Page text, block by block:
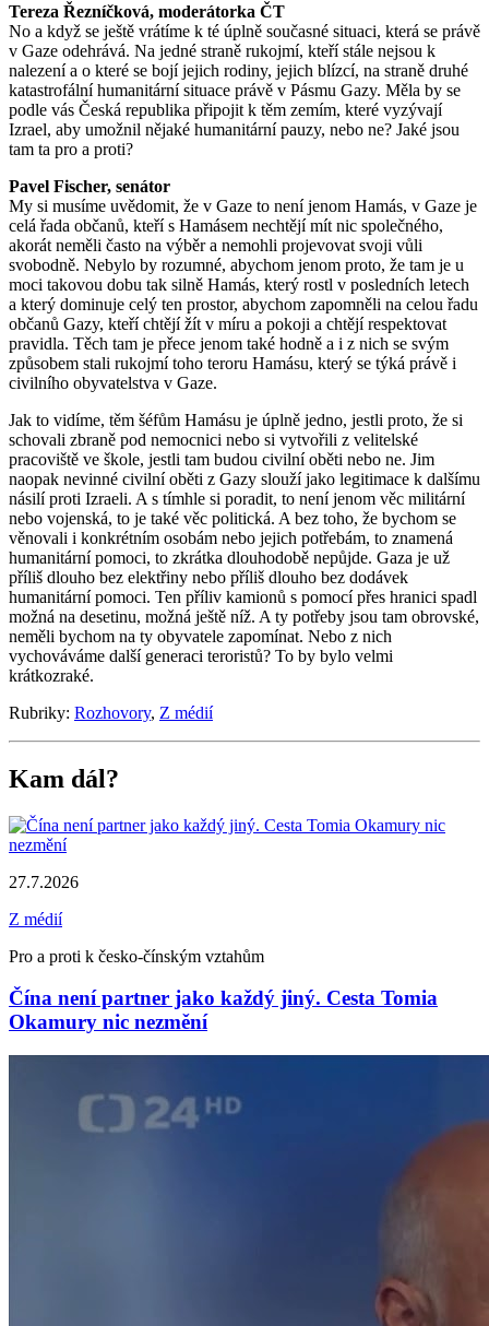
Tereza Řezníčková, moderátorka ČT
No a když se ještě vrátíme k té úplně současné situaci, která se právě
v Gaze odehrává. Na jedné straně rukojmí, kteří stále nejsou k
nalezení a o které se bojí jejich rodiny, jejich blízcí, na straně druhé
katastrofální humanitární situace právě v Pásmu Gazy. Měla by se
podle vás Česká republika připojit k těm zemím, které vyzývají
Izrael, aby umožnil nějaké humanitární pauzy, nebo ne? Jaké jsou
tam ta pro a proti?
Pavel Fischer, senátor
My si musíme uvědomit, že v Gaze to není jenom Hamás, v Gaze je
celá řada občanů, kteří s Hamásem nechtějí mít nic společného,
akorát neměli často na výběr a nemohli projevovat svoji vůli
svobodně. Nebylo by rozumné, abychom jenom proto, že tam je u
moci takovou dobu tak silně Hamás, který rostl v posledních letech
a který dominuje celý ten prostor, abychom zapomněli na celou řadu
občanů Gazy, kteří chtějí žít v míru a pokoji a chtějí respektovat
pravidla. Těch tam je přece jenom také hodně a i z nich se svým
způsobem stali rukojmí toho teroru Hamásu, který se týká právě i
civilního obyvatelstva v Gaze.
Jak to vidíme, těm šéfům Hamásu je úplně jedno, jestli proto, že si
schovali zbraně pod nemocnici nebo si vytvořili z velitelské
pracoviště ve škole, jestli tam budou civilní oběti nebo ne. Jim
naopak nevinné civilní oběti z Gazy slouží jako legitimace k dalšímu
násilí proti Izraeli. A s tímhle si poradit, to není jenom věc militární
nebo vojenská, to je také věc politická. A bez toho, že bychom se
věnovali i konkrétním osobám nebo jejich potřebám, to znamená
humanitární pomoci, to zkrátka dlouhodobě nepůjde. Gaza je už
příliš dlouho bez elektřiny nebo příliš dlouho bez dodávek
humanitární pomoci. Ten příliv kamionů s pomocí přes hranici spadl
možná na desetinu, možná ještě níž. A ty potřeby jsou tam obrovské,
neměli bychom na ty obyvatele zapomínat. Nebo z nich
vychováváme další generaci teroristů? To by bylo velmi
krátkozraké.
Rubriky: Rozhovory, Z médií
Kam dál?
27.7.2026
Z médií
Pro a proti k česko-čínským vztahům
Čína není partner jako každý jiný. Cesta Tomia
Okamury nic nezmění